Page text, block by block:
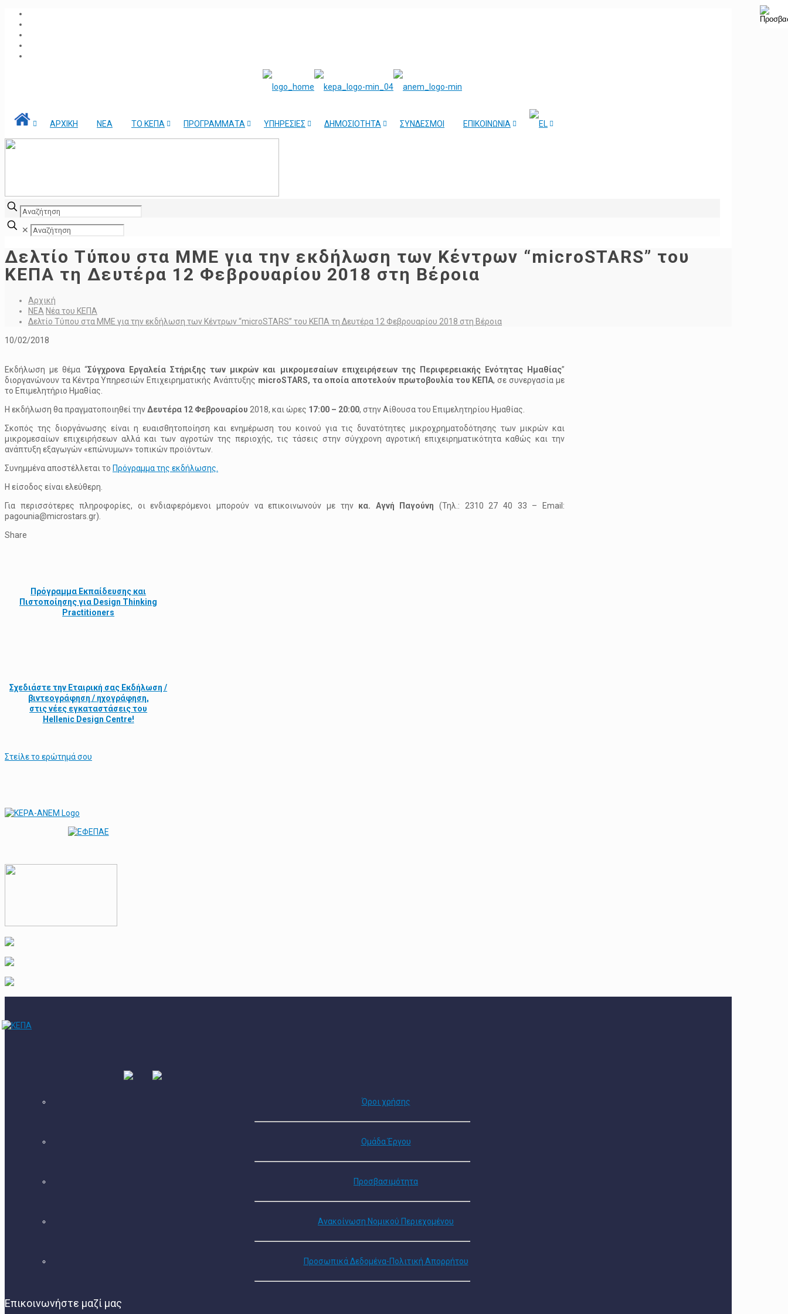
ΑΡΧΙΚΗ ΝΕΑ ΤΟ ΚΕΠΑ ΠΡΟΓΡΑΜΜΑΤΑ ΥΠΗΡΕΣΙΕΣ ΔΗΜΟΣΙΟΤΗΤΑ ΣΥΝΔΕΣΜΟΙ ΕΠΙΚΟΙΝΩΝΙΑ
✕
Δελτίο Τύπου στα ΜΜΕ για την εκδήλωση των Κέντρων “microSTARS” του
ΚΕΠΑ τη Δευτέρα 12 Φεβρουαρίου 2018 στη Βέροια
Αρχική
ΝΕΑ Νέα του ΚΕΠΑ
Δελτίο Τύπου στα ΜΜΕ για την εκδήλωση των Κέντρων “microSTARS” του ΚΕΠΑ τη Δευτέρα 12 Φεβρουαρίου 2018 στη Βέροια
10/02/2018
Εκδήλωση με θέμα “Σύγχρονα Εργαλεία Στήριξης των μικρών και μικρομεσαίων επιχειρήσεων της Περιφερειακής Ενότητας Ημαθίας”
διοργανώνουν τα Κέντρα Υπηρεσιών Επιχειρηματικής Ανάπτυξης microSTARS, τα οποία αποτελούν πρωτοβουλία του ΚΕΠΑ, σε συνεργασία με
το Επιμελητήριο Ημαθίας.
Η εκδήλωση θα πραγματοποιηθεί την Δευτέρα 12 Φεβρουαρίου 2018, και ώρες 17:00 – 20:00, στην Αίθουσα του Επιμελητηρίου Ημαθίας.
Σκοπός της διοργάνωσης είναι η ευαισθητοποίηση και ενημέρωση του κοινού για τις δυνατότητες μικροχρηματοδότησης των μικρών και
μικρομεσαίων επιχειρήσεων αλλά και των αγροτών της περιοχής, τις τάσεις στην σύγχρονη αγροτική επιχειρηματικότητα καθώς και την
ανάπτυξη εξαγωγών «επώνυμων» τοπικών προϊόντων.
Συνημμένα αποστέλλεται το Πρόγραμμα της εκδήλωσης.
Η είσοδος είναι ελεύθερη.
Για περισσότερες πληροφορίες, οι ενδιαφερόμενοι μπορούν να επικοινωνούν με την κα. Αγνή Παγούνη (Τηλ.: 2310 27 40 33 – Email:
pagounia@microstars.gr).
Share
Πρόγραμμα Εκπαίδευσης και
Πιστοποίησης για Design Thinking
Practitioners
Σχεδιάστε την Εταιρική σας Εκδήλωση /
βιντεογράφηση / ηχογράφηση,
στις νέες εγκαταστάσεις του
Hellenic Design Centre!
Στείλε τo ερώτημά σου
Όροι χρήσης
Ομάδα Έργου
Προσβασιμότητα
Ανακοίνωση Νομικού Περιεχομένου
Προσωπικά Δεδομένα-Πολιτική Απορρήτου
Επικοινωνήστε μαζί μας